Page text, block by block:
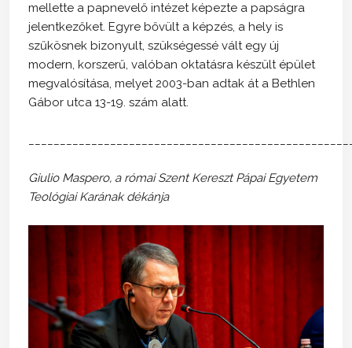
mellette a papnevelő intézet képezte a papságra
jelentkezőket. Egyre bővült a képzés, a hely is
szűkösnek bizonyult, szükségessé vált egy új
modern, korszerű, valóban oktatásra készült épület
megvalósítása, melyet 2003-ban adtak át a Bethlen
Gábor utca 13-19. szám alatt.
Giulio Maspero, a római Szent Kereszt Pápai Egyetem
Teológiai Karának dékánja